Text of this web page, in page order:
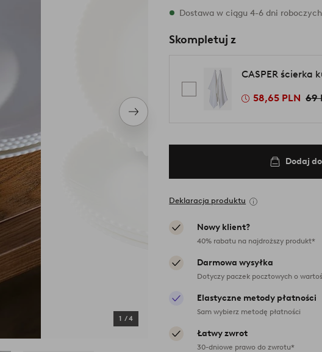
Następny
produkt
1 /4
W magazynie
Dostawa w ciągu 4-6 dni roboczych
Skompletuj z
CASPER ścierka
58,65 PLN 69
Dodaj
Deklaracja produktu
Nowy klient?
40% rabatu na najdroższy produkt*
Darmowa wysyłka
Dotyczy paczek pocztowych o
Elastyczne metody płatności
Sam wybierz metodę płatności
Łatwy zwrot
30-dniowe prawo do zwrotu*